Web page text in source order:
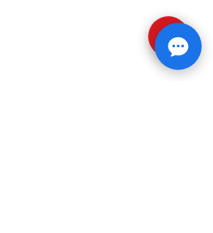
⇧